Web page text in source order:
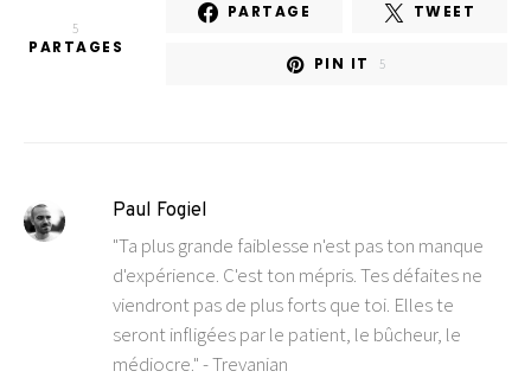
5
PARTAGES
PARTAGE TWEET
PIN IT 5
Paul Fogiel
"Ta plus grande faiblesse n'est pas ton manque
d'expérience. C'est ton mépris. Tes défaites ne
viendront pas de plus forts que toi. Elles te
seront infligées par le patient, le bûcheur, le
médiocre." - Trevanian